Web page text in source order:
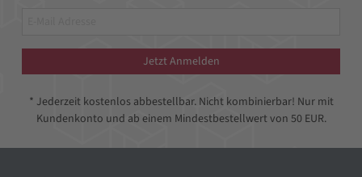
Jetzt Anmelden
* Jederzeit kostenlos abbestellbar. Nicht kombinierbar! Nur mit
Kundenkonto und ab einem Mindestbestellwert von 50 EUR.